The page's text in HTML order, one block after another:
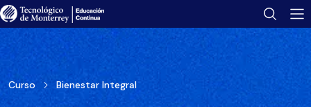
Curso Bienestar Integral
Tu folleto se ha enviado con éxito.
Encuéntralo en tu bandeja de correo.
Abrir folleto